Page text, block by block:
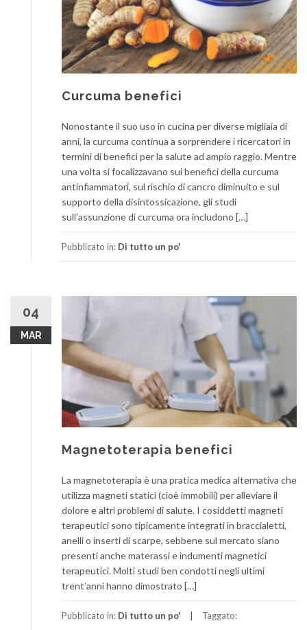
Curcuma benefici
Nonostante il suo uso in cucina per diverse migliaia di
anni, la curcuma continua a sorprendere i ricercatori in
termini di benefici per la salute ad ampio raggio. Mentre
una volta si focalizzavano sui benefici della curcuma
antinfiammatori, sul rischio di cancro diminuito e sul
supporto della disintossicazione, gli studi
sull’assunzione di curcuma ora includono […]
Pubblicato in: Di tutto un po'
04
MAR
Magnetoterapia benefici
La magnetoterapia è una pratica medica alternativa che
utilizza magneti statici (cioè immobili) per alleviare il
dolore e altri problemi di salute. I cosiddetti magneti
terapeutici sono tipicamente integrati in braccialetti,
anelli o inserti di scarpe, sebbene sul mercato siano
presenti anche materassi e indumenti magnetici
terapeutici. Molti studi ben condotti negli ultimi
trent’anni hanno dimostrato […]
Pubblicato in: Di tutto un po' Taggato: